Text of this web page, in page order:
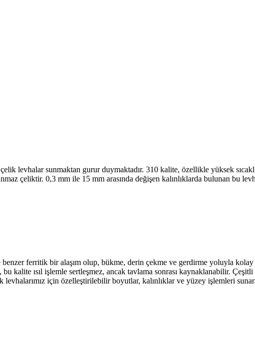
levhalar sunmaktan gurur duymaktadır. 310 kalite, özellikle yüksek
çeliktir. 0,3 mm ile 15 mm arasında değişen kalınlıklarda bulunan bu
ferritik bir alaşım olup, bükme, derin çekme ve gerdirme yoluyla
kalite ısıl işlemle sertleşmez, ancak tavlama sonrası kaynaklanabilir.
levhalarımız için özelleştirilebilir boyutlar, kalınlıklar ve yüzey işlemleri